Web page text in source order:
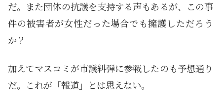
だ。また団体の抗議を支持する声もあるが、この事
件の被害者が女性だった場合でも擁護しただろう
か？
加えてマスコミが市議糾弾に参戦したのも予想通り
だ。これが「報道」とは思えない。